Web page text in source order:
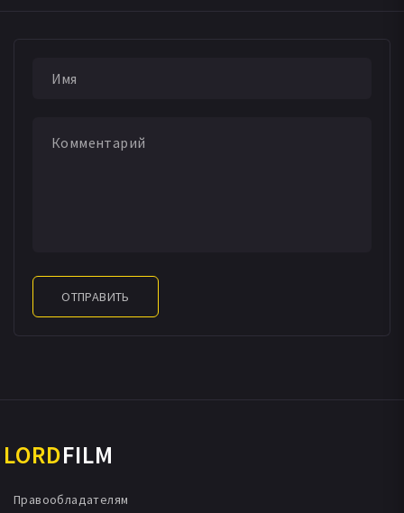
ОТПРАВИТЬ
LORDFILM
Правообладателям